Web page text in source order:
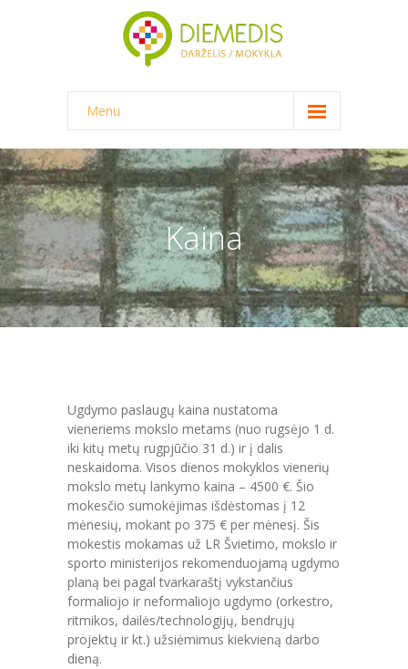
Menu
NAUJIENOS
DARŽELIS
-- DARŽELINUKO DIENA
-- DARŽELIO APLINKA
-- MAITINIMAS
PRADINĖ MOKYKLA
-- PRADINUKO DIENA
-- MOKYKLOS APLINKA
-- MAITINIMAS
-- MOKYMOSI PASIEKIMAI
-- DOKUMENTAI
-- KAINA
Kaina
Ugdymo paslaugų kaina nustatoma
vieneriems mokslo metams (nuo rugsėjo 1 d.
iki kitų metų rugpjūčio 31 d.) ir į dalis
neskaidoma. Visos dienos mokyklos vienerių
mokslo metų lankymo kaina – 4500 €. Šio
mokesčio sumokėjimas išdėstomas į 12
mėnesių, mokant po 375 € per mėnesį. Šis
mokestis mokamas už LR Švietimo, mokslo ir
sporto ministerijos rekomenduojamą ugdymo
planą bei pagal tvarkaraštį vykstančius
formaliojo ir neformaliojo ugdymo (orkestro,
ritmikos, dailės/technologijų, bendrųjų
projektų ir kt.) užsiėmimus kiekvieną darbo
dieną.